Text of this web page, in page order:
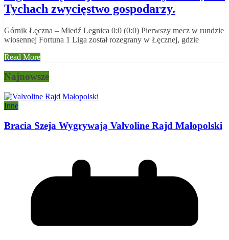
Tychach zwycięstwo gospodarzy.
Górnik Łęczna – Miedź Legnica 0:0 (0:0) Pierwszy mecz w rundzie
wiosennej Fortuna 1 Liga został rozegrany w Łęcznej, gdzie
Read More
Najnowsze
Inne
Bracia Szeja Wygrywają Valvoline Rajd Małopolski